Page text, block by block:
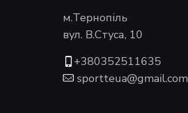
м.Тернопіль
вул. В.Стуса, 10
+380352511635
sportteua@gmail.com